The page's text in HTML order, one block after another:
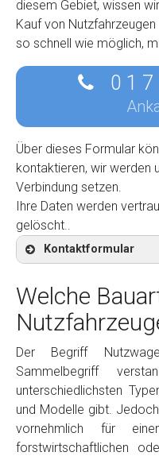
diesem Gebiet, wissen
Kauf von
so schnell wie möglich,
0 1 7
Über dieses Formular
kontaktieren, wir werden
Verbindung setzen.
Ihre Daten werden
gelöscht..
Kontaktformular
Marke
Model
Welche
Der Begriff
Sammelbegriff
unterschiedlichsten
und Modelle gibt.
vornehmlich für
forstwirtschaftlichen